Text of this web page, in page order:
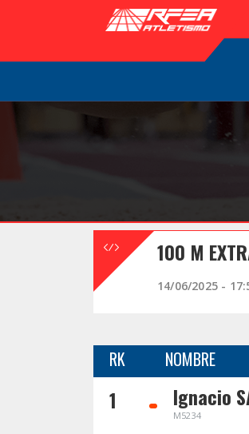
100 M
14/06/2025 -
RK NOMBRE
1 Ignacio
M5234